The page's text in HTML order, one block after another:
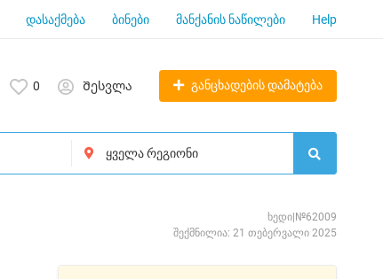
დასაქმება ბინები მანქანის ნაწილები Help
0 Შესვლა განცხადების დამატება
ხედი|№62009
შექმნილია: 21 თებერვალი 2025